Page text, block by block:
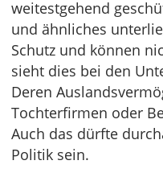
weitestgehend
und ähnliches
Schutz und können
sieht dies bei den
Deren
Tochterfirmen oder
Auch das dürfte
Politik sein.